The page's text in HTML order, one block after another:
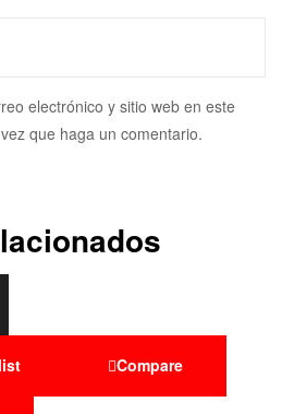
electrónico y sitio web en este
que haga un comentario.
Compare